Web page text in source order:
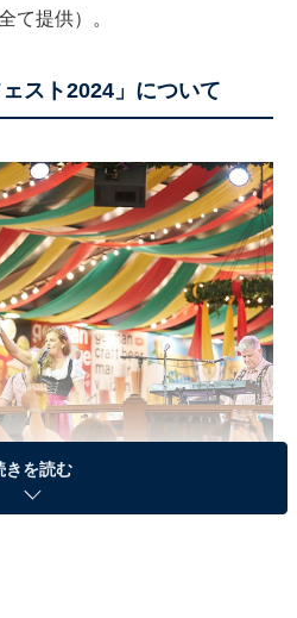
て提供）。
スト2024」について
きを読む